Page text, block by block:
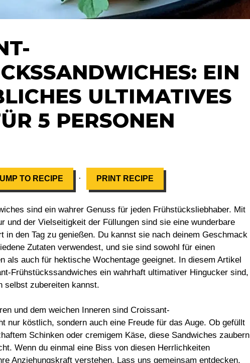
EIN
ULTIMATIVES
5 PERSONEN
TO RECIPE · PRINT RECIPE
sind ein wahrer Genuss für jeden Frühstücksliebhaber. Mit
und der Vielseitigkeit der Füllungen sind sie eine wunderbare
in den Tag zu genießen. Du kannst sie nach deinem Geschmack
Zutaten verwendest, und sie sind sowohl für einen
als auch für hektische Wochentage geeignet. In diesem Artikel
Frühstückssandwiches ein wahrhaft ultimativer Hingucker sind,
selbst zubereiten kannst.
und dem weichen Inneren sind Croissant-
nur köstlich, sondern auch eine Freude für das Auge. Ob gefüllt
Schinken oder cremigem Käse, diese Sandwiches zaubern
Wenn du einmal eine Biss von diesen Herrlichkeiten
Anziehungskraft verstehen. Lass uns gemeinsam entdecken,